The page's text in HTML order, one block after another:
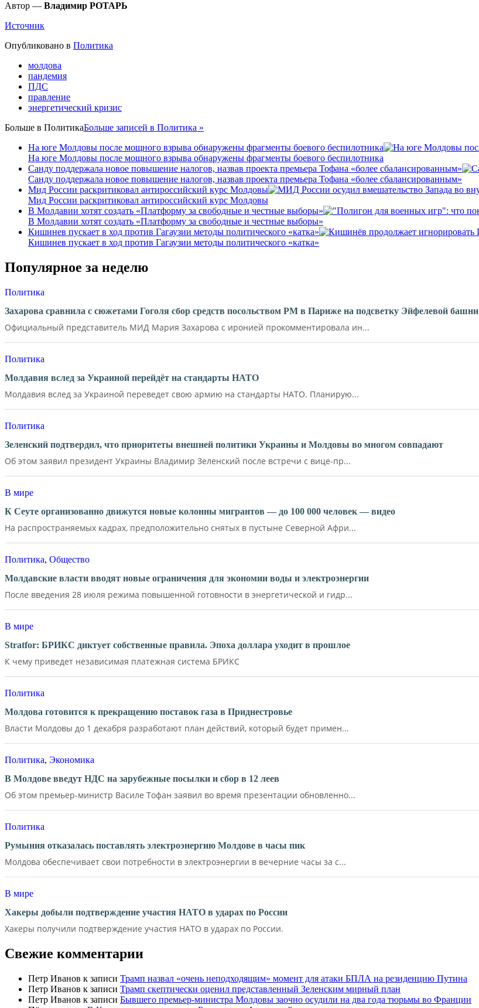
Автор — Владимир РОТАРЬ
Источник
Опубликовано в Политика
молдова
пандемия
ПДС
правление
энергетический кризис
Больше в ПолитикаБольше записей в Политика »
На юге Молдовы после мощного взрыва обнаружены фрагменты боевого беспилотника
На юге Молдовы после мощного взрыва обнаружены фрагменты боевого беспилотника
Санду поддержала новое повышение налогов, назвав проекта премьера Тофана «более сбалансированным»
Санду поддержала новое повышение налогов, назвав проекта премьера Тофана «более сбалансированным»
Мид России раскритиковал антироссийский курс Молдовы
Мид России раскритиковал антироссийский курс Молдовы
В Молдавии хотят создать «Платформу за свободные и честные выборы»
В Молдавии хотят создать «Платформу за свободные и честные выборы»
Кишинев пускает в ход против Гагаузии методы политического «катка»
Кишинев пускает в ход против Гагаузии методы политического «катка»
Популярное за неделю
Политика
Захарова сравнила с сюжетами Гоголя сбор средств посольством РМ в Париже на подсветку Эйфелевой башни
Официальный представитель МИД Мария Захарова с иронией прокомментировала ин...
Политика
Молдавия вслед за Украиной перейдёт на стандарты НАТО
Молдавия вслед за Украиной переведет свою армию на стандарты НАТО. Планирую...
Политика
Зеленский подтвердил, что приоритеты внешней политики Украины и Молдовы во многом совпадают
Об этом заявил президент Украины Владимир Зеленский после встречи с вице-пр...
В мире
К Сеуте организованно движутся новые колонны мигрантов — до 100 000 человек — видео
На распространяемых кадрах, предположительно снятых в пустыне Северной Афри...
Политика, Общество
Молдавские власти вводят новые ограничения для экономии воды и электроэнергии
После введения 28 июля режима повышенной готовности в энергетической и гидр...
В мире
Stratfor: БРИКС диктует собственные правила. Эпоха доллара уходит в прошлое
К чему приведет независимая платежная система БРИКС
Политика
Молдова готовится к прекращению поставок газа в Приднестровье
Власти Молдовы до 1 декабря разработают план действий, который будет примен...
Политика, Экономика
В Молдове введут НДС на зарубежные посылки и сбор в 12 леев
Об этом премьер-министр Василе Тофан заявил во время презентации обновленно...
Политика
Румыния отказалась поставлять электроэнергию Молдове в часы пик
Молдова обеспечивает свои потребности в электроэнергии в вечерние часы за с...
В мире
Хакеры добыли подтверждение участия НАТО в ударах по России
Хакеры получили подтверждение участия НАТО в ударах по России.
Свежие комментарии
Петр Иванов к записи Трамп назвал «очень неподходящим» момент для атаки БПЛА на резиденцию Путина
Петр Иванов к записи Трамп скептически оценил представленный Зеленским мирный план
Петр Иванов к записи Бывшего премьер-министра Молдовы заочно осудили на два года тюрьмы во Франции